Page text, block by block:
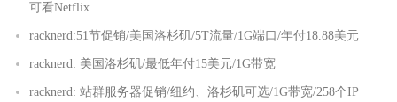
可看Netflix
racknerd:51节促销/美国洛杉矶/5T流量/1G端口/年付18.88美元
racknerd: 美国洛杉矶/最低年付15美元/1G带宽
racknerd: 站群服务器促销/纽约、洛杉矶可选/1G带宽/258个IP